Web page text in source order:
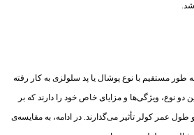
طور مستقیم با نوع پوشال یا پد سلولزی به کار رفته
نوع، ویژگی‌ها و مزایای خاص خود را دارند که بر
عمر کولر تأثیر می‌گذارند. در ادامه، به مقایسه‌ی